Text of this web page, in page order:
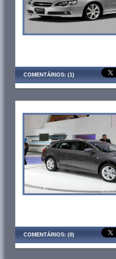
COMENTÁRIOS: (1)
COMENTÁRIOS: (0)